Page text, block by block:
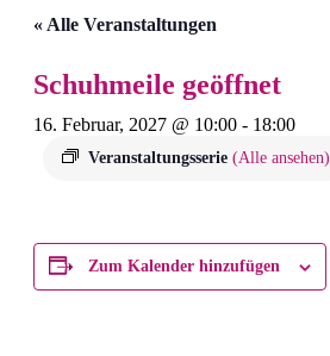
« Alle Veranstaltungen
Schuhmeile geöffnet
16. Februar, 2027 @ 10:00 - 18:00
Veranstaltungsserie (Alle ansehen)
Zum Kalender hinzufügen